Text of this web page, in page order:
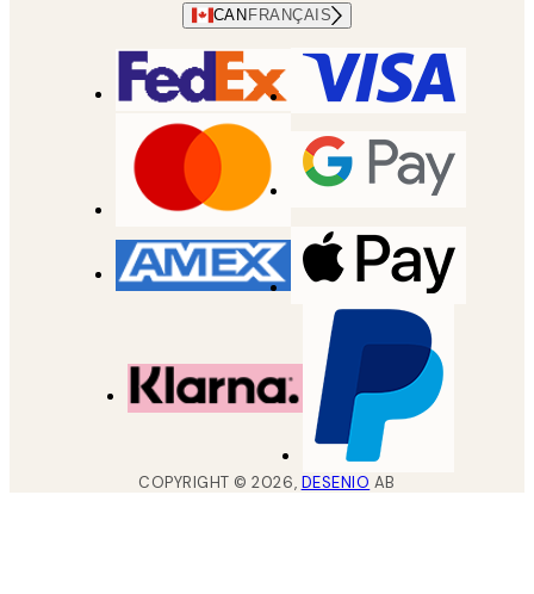
CAN FRANÇAIS
COPYRIGHT ©2026, DESENIO AB